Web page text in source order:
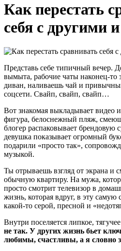
Как перестать
себя с другими
Представь себе типичный вечер.
вымыта, рабочие чаты наконец-то
диван, наливаешь чай и
соцсети. Свайп, свайп, свайп…
Вот знакомая выкладывает видео
фигура, белоснежный пляж,
блогер распаковывает брендовую
девушка показывает огромный
подарили «просто так»,
музыкой.
Ты отрываешь взгляд от экрана и
обычную квартиру. На мужа,
просто смотрит телевизор в
жизнь, которая вдруг, в эту самую
какой-то серой, пресной и
Внутри поселяется липкое,
не так. У других жизнь бьет
любимы, счастливы, а я словно